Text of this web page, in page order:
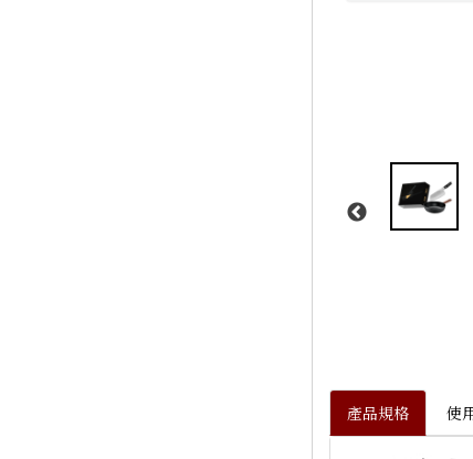
產品規格 使